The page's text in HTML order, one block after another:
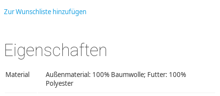
Zur Wunschliste hinzufügen
Eigenschaften
Material
Außenmaterial: 100% Baumwolle; Futter: 100%
Polyester